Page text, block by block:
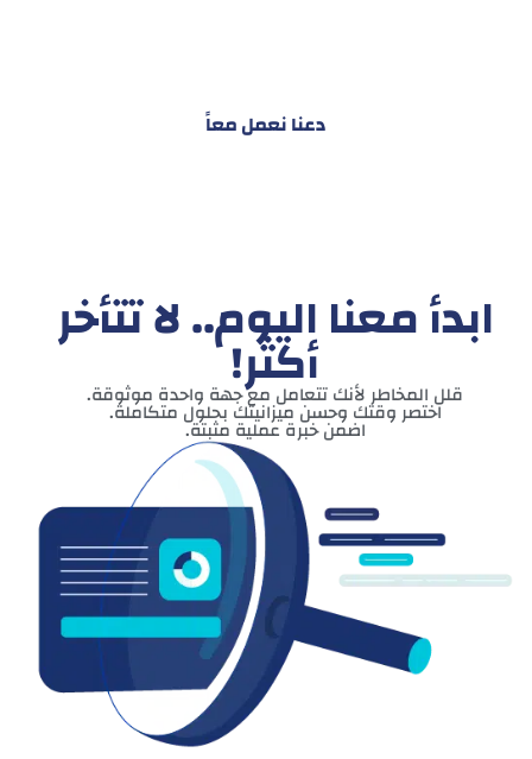
دعنا نعمل معاً
ابدأ معنا اليوم.. لا تتأخر
أكثر!
قلل المخاطر لأنك تتعامل مع جهة واحدة موثوقة.
اختصر وقتك وحسن ميزانيتك بحلول متكاملة.
اضمن خبرة عملية مثبتة.